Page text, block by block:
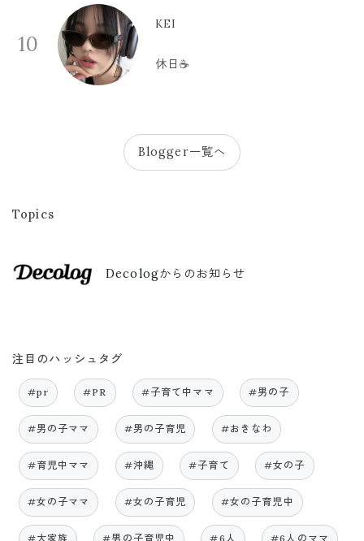
10
KEI
休日☕️
Blogger一覧へ
Topics
Decologからのお知らせ
注目のハッシュタグ
#pr #PR #子育て中ママ #男の子
#男の子ママ #男の子育児 #おきなわ
#育児中ママ #沖縄 #子育て #女の子
#女の子ママ #女の子育児 #女の子育児中
#大家族 #男の子育児中 #6人 #6人のママ